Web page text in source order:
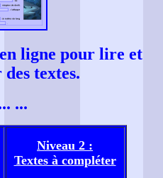
ligne pour lire et
textes.
...
Niveau 2 :
Textes à compléter